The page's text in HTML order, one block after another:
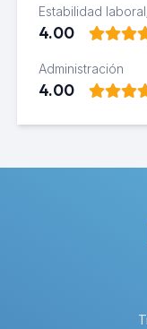
Estabilidad
4.00
Administración
4.00